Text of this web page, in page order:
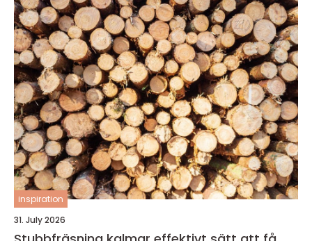
inspiration
31. July 2026